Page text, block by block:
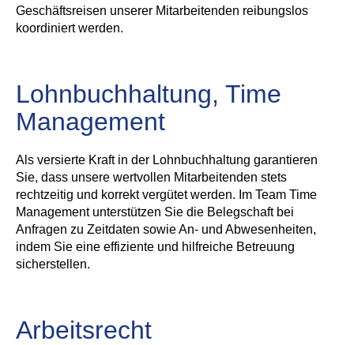
Geschäftsreisen unserer Mitarbeitenden reibungslos
koordiniert werden.
Lohnbuchhaltung, Time
Management
Als versierte Kraft in der Lohnbuchhaltung garantieren
Sie, dass unsere wertvollen Mitarbeitenden stets
rechtzeitig und korrekt vergütet werden. Im Team Time
Management unterstützen Sie die Belegschaft bei
Anfragen zu Zeitdaten sowie An- und Abwesenheiten,
indem Sie eine effiziente und hilfreiche Betreuung
sicherstellen.
Arbeitsrecht